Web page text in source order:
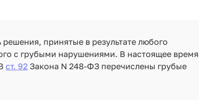
принятые в результате любого
с грубыми нарушениями. В настоящее время
ст. 92 Закона N 248-ФЗ перечислены грубые